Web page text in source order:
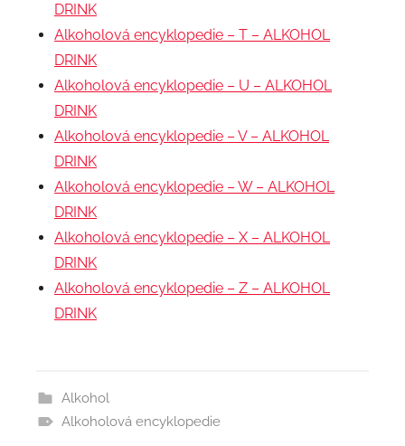
DRINK
Alkoholová encyklopedie – T – ALKOHOL
DRINK
Alkoholová encyklopedie – U – ALKOHOL
DRINK
Alkoholová encyklopedie – V – ALKOHOL
DRINK
Alkoholová encyklopedie – W – ALKOHOL
DRINK
Alkoholová encyklopedie – X – ALKOHOL
DRINK
Alkoholová encyklopedie – Z – ALKOHOL
DRINK
Alkohol
Alkoholová encyklopedie